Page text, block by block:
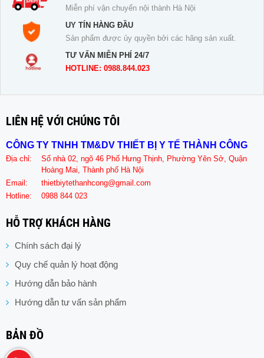
Miễn phí vận chuyển nội thành Hà Nội
UY TÍN HÀNG ĐẦU
Sản phẩm được ủy quyền bởi các hãng sản xuất.
TƯ VẤN MIỄN PHÍ 24/7
HOTLINE: 0988.844.023
LIÊN HỆ VỚI CHÚNG TÔI
CÔNG TY TNHH TM&DV THIẾT BỊ Y TẾ THÀNH CÔNG
Địa chỉ:
Số nhà 02, ngõ 46 Phố Hưng Thịnh, Phường Yên Sở, Quận
Hoàng Mai, Thành phố Hà Nội
Email:
thietbiytethanhcong@gmail.com
Hotline:
0988 844 023
HỖ TRỢ KHÁCH HÀNG
Chính sách đại lý
Quy chế quản lý hoạt động
Hướng dẫn bảo hành
Hướng dẫn tư vấn sản phẩm
BẢN ĐỒ